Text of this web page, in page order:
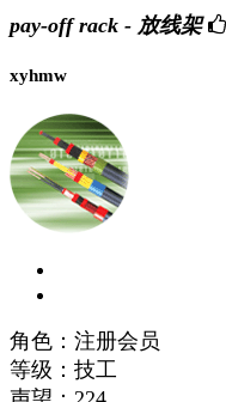
pay-off rack - 放线架
xyhmw
角色：注册会员
等级：技工